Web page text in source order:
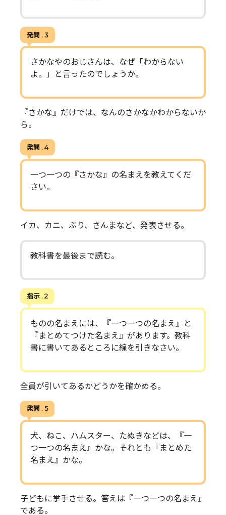
発問 . 3
さかなやのおじさんは、なぜ「わからない
よ。」と言ったのでしょうか。
『さかな』だけでは、なんのさかなかわからないか
ら。
発問 . 4
一つ一つの『さかな』の名まえを教えてくだ
さい。
イカ、カニ、ぶり、さんまなど、発表させる。
教科書を最後まで読む。
指示 . 2
ものの名まえには、『一つ一つの名まえ』と
『まとめてつけた名まえ』があります。教科
書に書いてあるところに線を引きなさい。
全員が引いてあるかどうかを確かめる。
発問 . 5
犬、ねこ、ハムスター、たぬきなどは、『一
つ一つの名まえ』かな。それとも『まとめた
名まえ』かな。
子どもに挙手させる。答えは『一つ一つの名まえ』
である。